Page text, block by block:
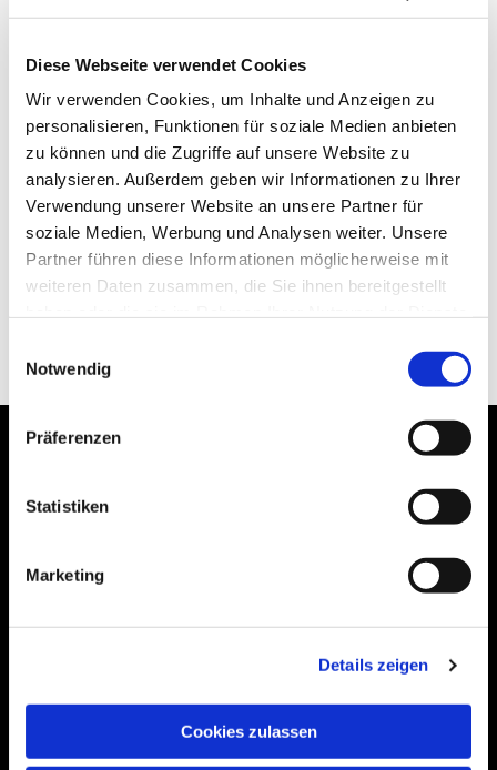
Diese Webseite verwendet Cookies
Wir verwenden Cookies, um Inhalte und Anzeigen zu
personalisieren, Funktionen für soziale Medien anbieten
zu können und die Zugriffe auf unsere Website zu
analysieren. Außerdem geben wir Informationen zu Ihrer
Verwendung unserer Website an unsere Partner für
soziale Medien, Werbung und Analysen weiter. Unsere
Partner führen diese Informationen möglicherweise mit
weiteren Daten zusammen, die Sie ihnen bereitgestellt
Notwendig
Präferenzen
Statistiken
Marketing
Details zeigen
Cookies zulassen
Bitte akzeptieren Sie Marketing-Cookies,
Accept cookies